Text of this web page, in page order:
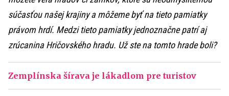
súčasťou našej krajiny a môžeme byť na tieto pamiatky
právom hrdí. Medzi tieto pamiatky jednoznačne patrí aj
zrúcanina Hričovského hradu. Už ste na tomto hrade boli?
Zemplínska šírava je lákadlom pre turistov